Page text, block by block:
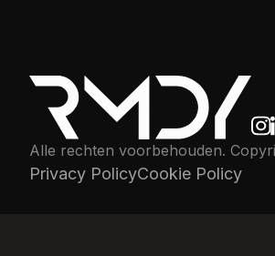
Alle rechten voorbehouden.
Privacy PolicyCookie Policy